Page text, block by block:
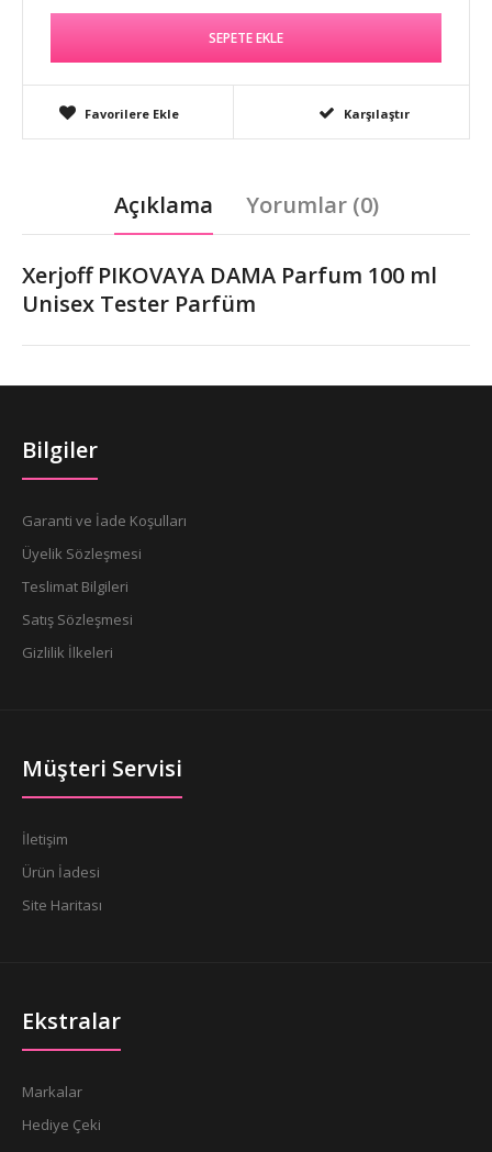
Favorilere Ekle Karşılaştır
Açıklama Yorumlar (0)
Xerjoff PIKOVAYA DAMA Parfum 100 ml
Unisex Tester Parfüm
Bilgiler
Garanti ve İade Koşulları
Üyelik Sözleşmesi
Teslimat Bilgileri
Satış Sözleşmesi
Gizlilik İlkeleri
Müşteri Servisi
İletişim
Ürün İadesi
Site Haritası
Ekstralar
Markalar
Hediye Çeki